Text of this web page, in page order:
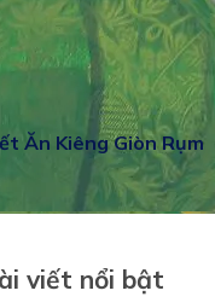
Ăn Kiêng Giòn Rụm
viết nổi bật